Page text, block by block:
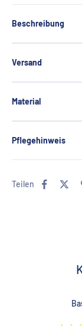
Beschreibung
Versand
Material
Pflegehinweis
Teilen